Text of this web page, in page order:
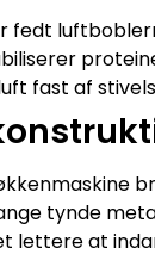
fedt
fast af
tynde
lettere at